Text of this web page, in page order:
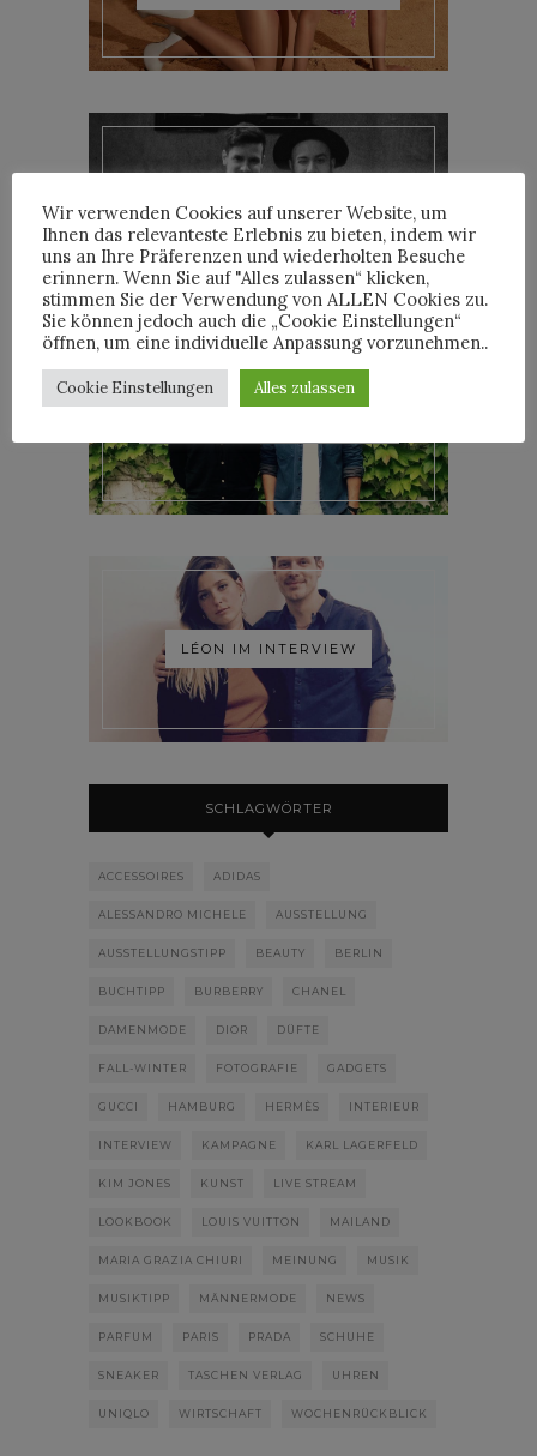
WOODKID IM INTERVIEW
LÉON IM INTERVIEW
SCHLAGWÖRTER
ACCESSOIRES ADIDAS
ALESSANDRO MICHELE AUSSTELLUNG
AUSSTELLUNGSTIPP BEAUTY BERLIN
BUCHTIPP BURBERRY CHANEL
DAMENMODE DIOR DÜFTE
FALL-WINTER FOTOGRAFIE GADGETS
GUCCI HAMBURG HERMÈS INTERIEUR
INTERVIEW KAMPAGNE KARL LAGERFELD
KIM JONES KUNST LIVE STREAM
LOOKBOOK LOUIS VUITTON MAILAND
MARIA GRAZIA CHIURI MEINUNG MUSIK
MUSIKTIPP MÄNNERMODE NEWS
PARFUM PARIS PRADA SCHUHE
SNEAKER TASCHEN VERLAG UHREN
UNIQLO WIRTSCHAFT WOCHENRÜCKBLICK
Wir verwenden Cookies auf unserer Website, um
Ihnen das relevanteste Erlebnis zu bieten, indem wir
uns an Ihre Präferenzen und wiederholten Besuche
erinnern. Wenn Sie auf "Alles zulassen“ klicken,
stimmen Sie der Verwendung von ALLEN Cookies zu.
Sie können jedoch auch die „Cookie Einstellungen“
öffnen, um eine individuelle Anpassung vorzunehmen..
Cookie Einstellungen Alles zulassen